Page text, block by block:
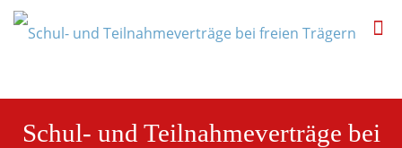
Schul- und Teilnahmeverträge bei